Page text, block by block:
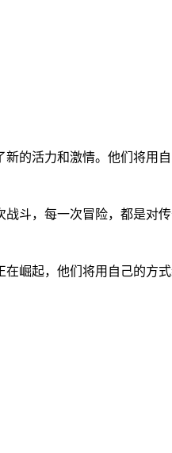
的活力和激情。他们将用
斗，每一次冒险，都是对
崛起，他们将用自己的方